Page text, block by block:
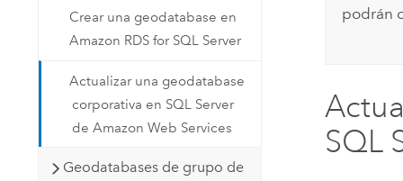
Crear una geodatabase en
Amazon RDS for SQL Server
Actualizar una geodatabase
corporativa en SQL Server
de Amazon Web Services
Geodatabases de grupo de
podrán
SQL